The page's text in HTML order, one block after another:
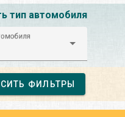
тип автомобиля
ФИЛЬТРЫ